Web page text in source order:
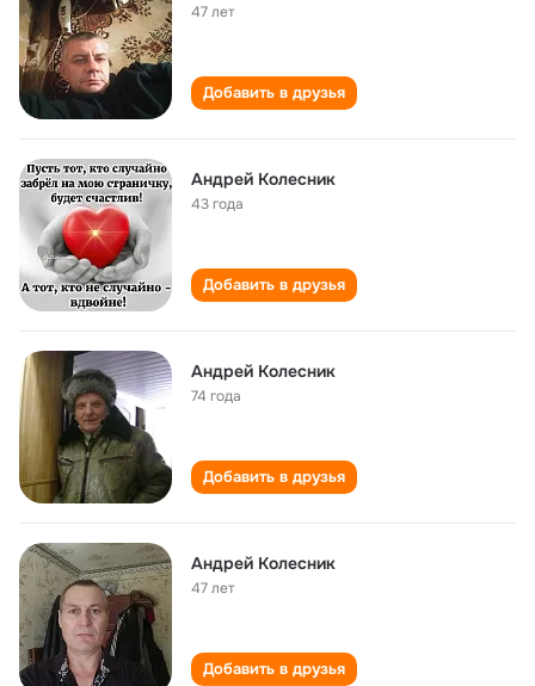
47 лет
Добавить в друзья
Андрей Колесник
43 года
Добавить в друзья
Андрей Колесник
74 года
Добавить в друзья
Андрей Колесник
47 лет
Добавить в друзья